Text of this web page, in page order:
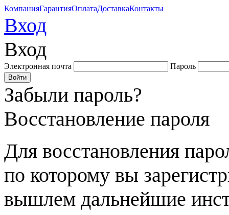
КомпанияГарантияОплатаДоставкаКонтакты
Вход
Вход
Электронная почта Пароль
Забыли пароль?
Восстановление пароля
Для восстановления
по которому вы
вышлем дальнейшие